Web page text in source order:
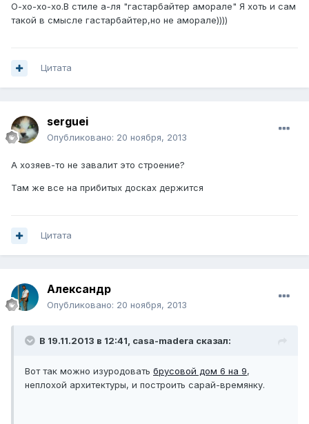
О-хо-хо-хо.В стиле а-ля "гастарбайтер аморале" Я хоть и сам
такой в смысле гастарбайтер,но не аморале))))
Цитата
serguei
Опубликовано: 20 ноября, 2013
А хозяев-то не завалит это строение?
Там же все на прибитых досках держится
Цитата
Александр
Опубликовано: 20 ноября, 2013
В 19.11.2013 в 12:41, casa-madera сказал:
Вот так можно изуродовать брусовой дом 6 на 9,
неплохой архитектуры, и построить сарай-времянку.